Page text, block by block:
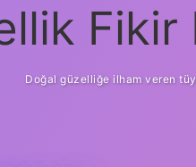
Fikir
Doğal güzelliğe ilham veren